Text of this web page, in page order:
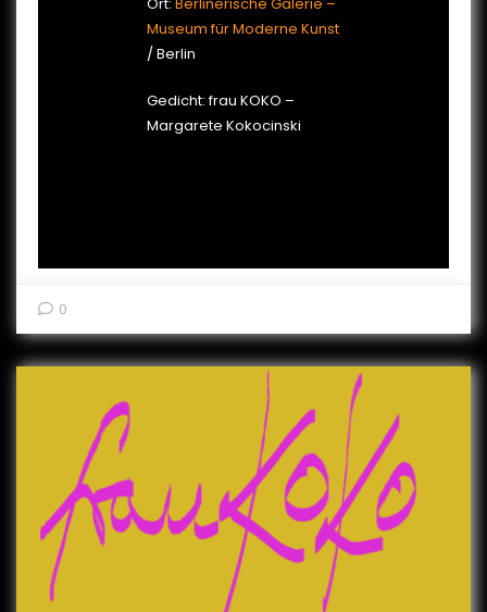
Museum für Moderne Kunst
/ Berlin
Gedicht: frau KOKO –
Margarete Kokocinski
0